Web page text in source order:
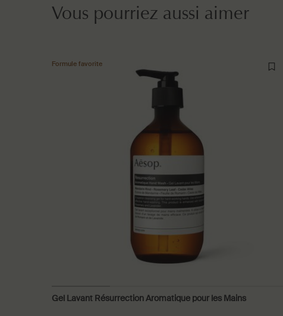
Vous pourriez aussi aimer
Formule favorite
Gel Lavant Résurrection Aromatique pour les Mains